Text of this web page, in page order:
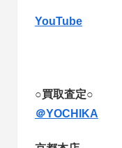
YouTube
○買取査定○
＠YOCHIKA